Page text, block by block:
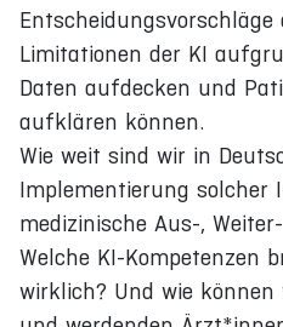
Limitationen der KI
Daten aufdecken und
aufklären können.
Wie weit sind wir in
Implementierung solcher
medizinische Aus-,
Welche KI-Kompetenzen
wirklich? Und wie